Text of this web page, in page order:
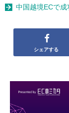
中国越境ECで
シェアする